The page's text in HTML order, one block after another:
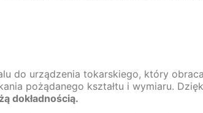
do urządzenia tokarskiego, który
pożądanego kształtu i wymiaru.
dokładnością.